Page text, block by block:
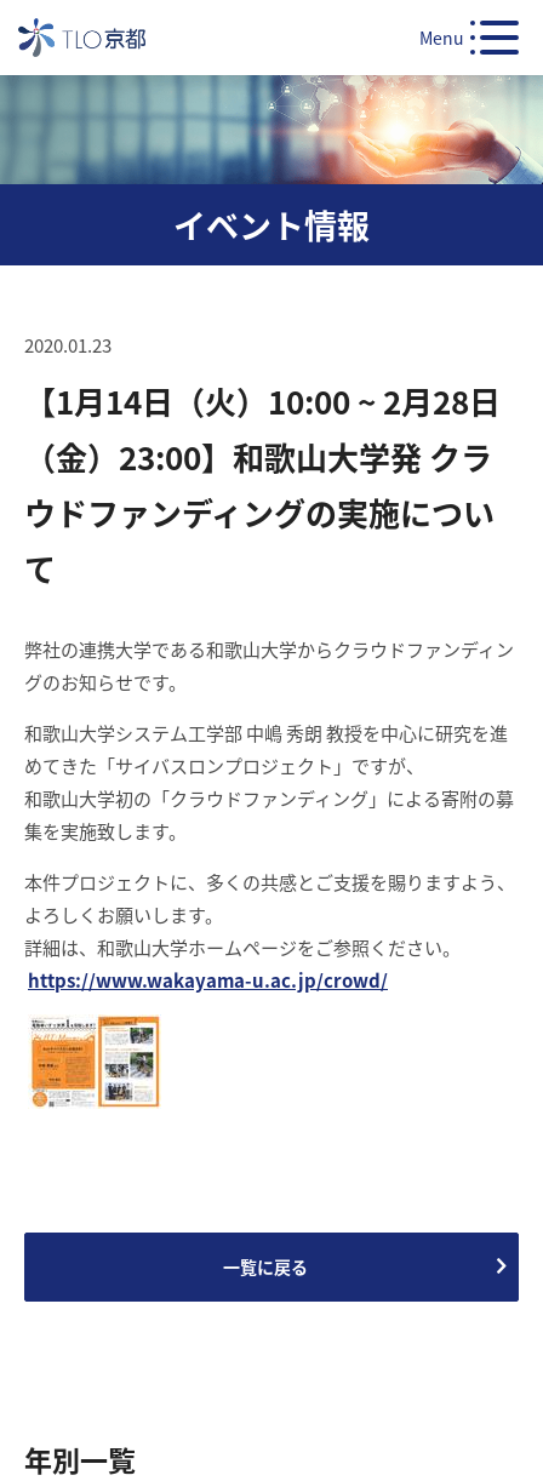
Menu
イベント情報
2020.01.23
【1月14日（火）10:00 ~ 2月28日
（金）23:00】和歌山大学発 クラ
ウドファンディングの実施につい
て
弊社の連携大学である和歌山大学からクラウドファンディン
グのお知らせです。
和歌山大学システム工学部 中嶋 秀朗 教授を中心に研究を進
めてきた「サイバスロンプロジェクト」ですが、
和歌山大学初の「クラウドファンディング」による寄附の募
集を実施致します。
本件プロジェクトに、多くの共感とご支援を賜りますよう、
よろしくお願いします。
詳細は、和歌山大学ホームページをご参照ください。
https://www.wakayama-u.ac.jp/crowd/
一覧に戻る
年別一覧